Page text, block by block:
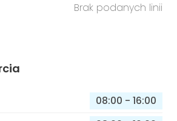
Brak podanych linii
08:00 - 16:00